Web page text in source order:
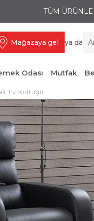
TÜM
Mağazaya gel ya da
Odası Mutfak
Tv Koltuğu